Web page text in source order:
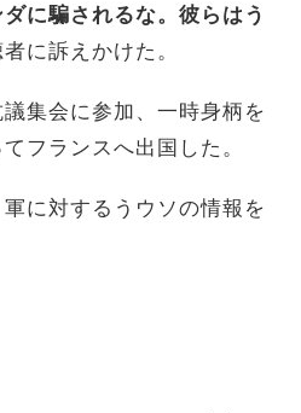
に騙されるな。彼らはう
に訴えかけた。
集会に参加、一時身柄を
フランスへ出国した。
に対するうウソの情報を